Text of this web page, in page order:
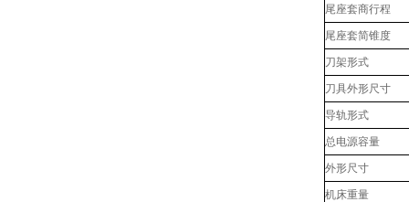
尾座套商行程
尾座套简锥度
刀架形式
刀具外形尺寸
导轨形式
总电源容量
外形尺寸
机床重量